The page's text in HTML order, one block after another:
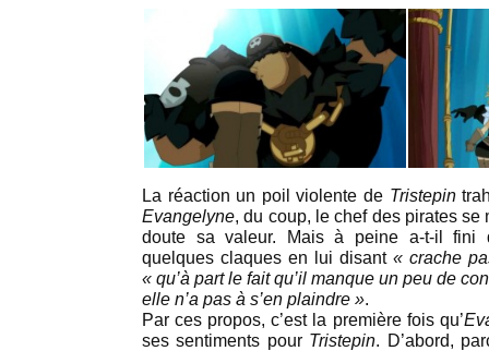
La réaction un poil violente de Tristepin
Evangelyne, du coup, le chef des pirates
doute sa valeur. Mais à peine a-t-il fini
quelques claques en lui disant « crache
« qu’à part le fait qu’il manque un peu de
elle n’a pas à s’en plaindre ».
Par ces propos, c’est la première fois qu’
ses sentiments pour Tristepin. D’abord,